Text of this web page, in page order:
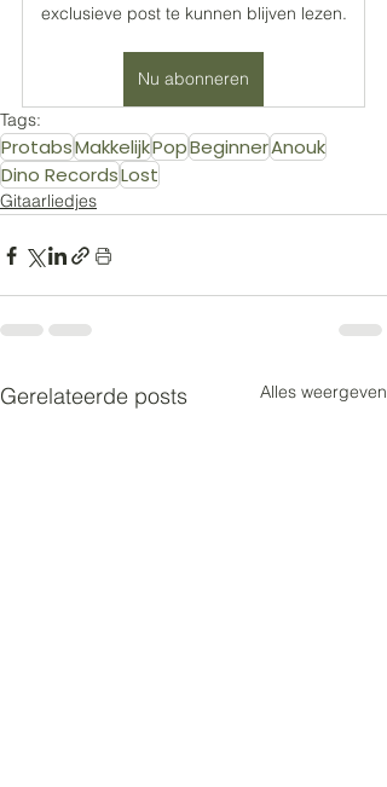
exclusieve post te kunnen blijven lezen.
Nu abonneren
Tags:
ProtabsMakkelijkPopBeginnerAnouk
Dino RecordsLost
Gitaarliedjes
Gerelateerde posts Alles weergeven